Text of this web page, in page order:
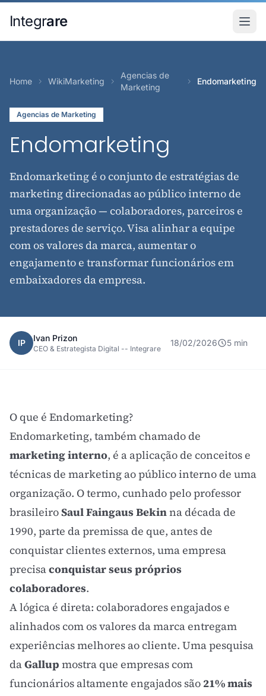
Integrare
Home WikiMarketing
Agencias de
Marketing
Endomarketing
Agencias de Marketing
Endomarketing
Endomarketing é o conjunto de estratégias de
marketing direcionadas ao público interno de
uma organização — colaboradores, parceiros e
prestadores de serviço. Visa alinhar a equipe
com os valores da marca, aumentar o
engajamento e transformar funcionários em
embaixadores da empresa.
IP Ivan Prizon
CEO & Estrategista Digital -- Integrare
18/02/2026 5 min
O que é Endomarketing?
Endomarketing, também chamado de
marketing interno, é a aplicação de conceitos e
técnicas de marketing ao público interno de uma
organização. O termo, cunhado pelo professor
brasileiroSaul Faingaus Bekinna década de
1990, parte da premissa de que, antes de
conquistar clientes externos, uma empresa
precisaconquistar seus próprios
colaboradores.
A lógica é direta: colaboradores engajados e
alinhados com os valores da marca entregam
experiências melhores ao cliente. Uma pesquisa
daGallup mostra que empresas com
funcionários altamente engajados são 21% mais